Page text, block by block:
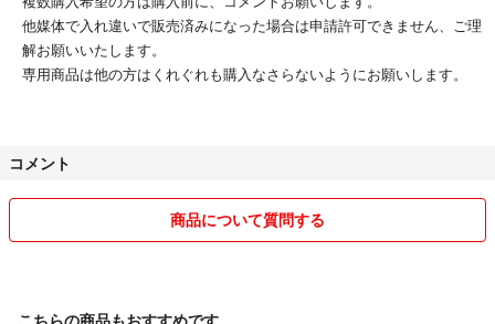
他媒体で入れ違いで販売済みになった場合は申請許可できません、ご理
解お願いいたします。
専用商品は他の方はくれぐれも購入なさらないようにお願いします。
コメント
商品について質問する
こちらの商品もおすすめです